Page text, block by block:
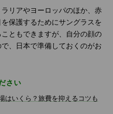
リアやヨーロッパのほか、赤
保護するためにサングラスを
ともできますが、自分の顔の
、日本で準備しておくのがお
さい
はいくら？旅費を抑えるコツも